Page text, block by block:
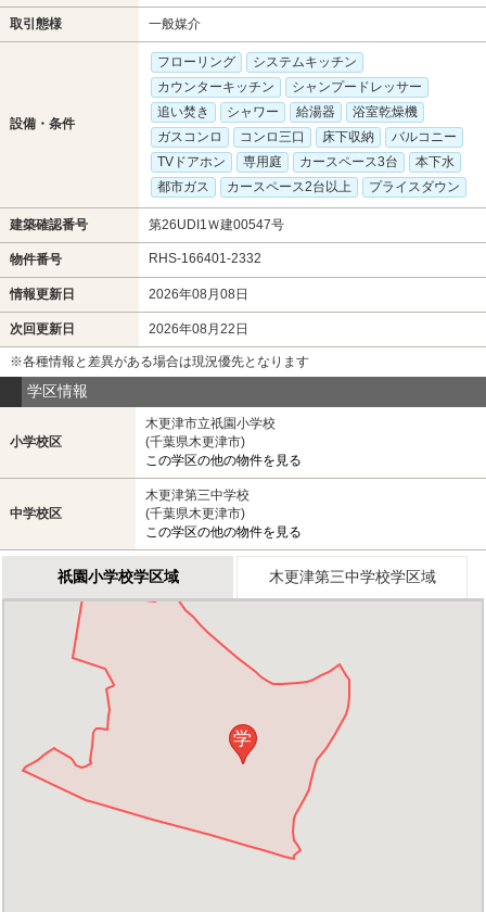
取引態様 一般媒介
設備・条件
フローリング
システムキッチン
カウンターキッチン
シャンプードレッサー
追い焚き
シャワー 給湯器
浴室乾燥機
ガスコンロ
コンロ三口 床下収納
バルコニー
TVドアホン
専用庭 カースペース3台
本下水
都市ガス
カースペース2台以上 プライスダウン
建築確認番号 第26UDI1Ｗ建00547号
物件番号 RHS-166401-2332
情報更新日 2026年08月08日
次回更新日 2026年08月22日
※各種情報と差異がある場合は現況優先となります
学区情報
小学校区
木更津市立祇園小学校
(千葉県木更津市)
この学区の他の物件を見る
中学校区
木更津第三中学校
(千葉県木更津市)
この学区の他の物件を見る
祇園小学校学区域 木更津第三中学校学区域
学